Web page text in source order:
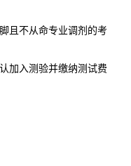
且不从命专业调剂的考
加入测验并缴纳测试费